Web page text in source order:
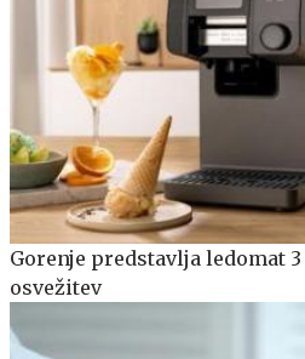
Gorenje predstavlja ledomat
osvežitev